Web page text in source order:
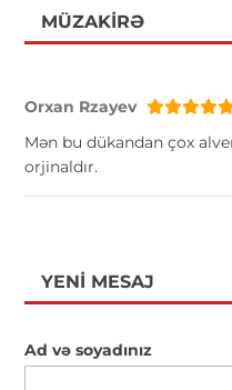
MÜZAKIRƏ
Orxan Rzayev
Mən bu dükandan çox
orjinaldır.
YENI MESAJ
Ad və soyadınız